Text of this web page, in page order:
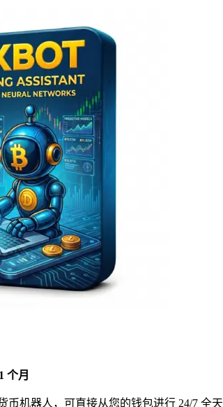
个月
币机器人，可直接从您的钱包进行 24/7 全